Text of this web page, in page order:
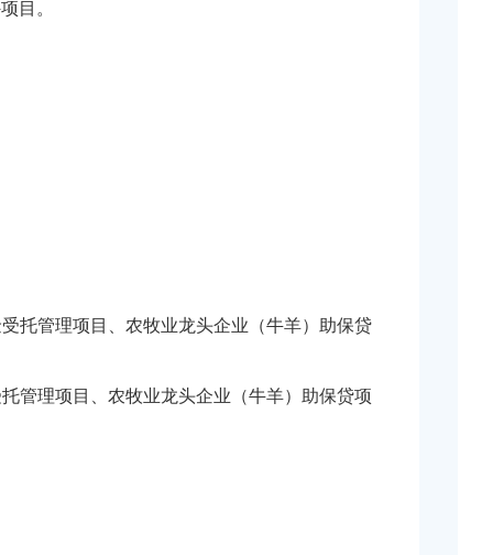
目。
托管理项目、农牧业龙头企业（牛羊）助保贷
管理项目、农牧业龙头企业（牛羊）助保贷项